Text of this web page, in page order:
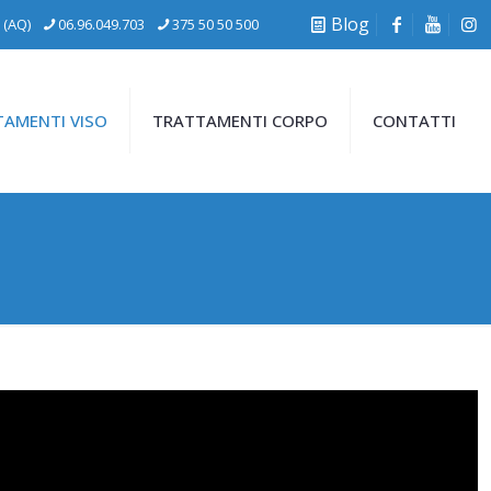
06.96.049.703 375 50 50 500 Blog
VISO TRATTAMENTI CORPO CONTATTI